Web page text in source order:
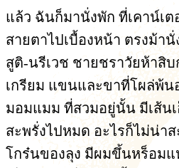
แล้ว ฉันก็มานั่งพัก ที่เคาน์เ
สายตาไปเบื้องหน้า ตรงม้า
สูติ-นรีเวช ชายชราวัยห้าสิบ
เกรียม แขนและขาที่โผล่พ้น
มอมแมม ที่สวมอยู่นั้น มีเส้น
สะพรั่งไปหมด อะไรก็ไม่น่า
โกร๋นของลุง มีผมขึ้นหร็อม